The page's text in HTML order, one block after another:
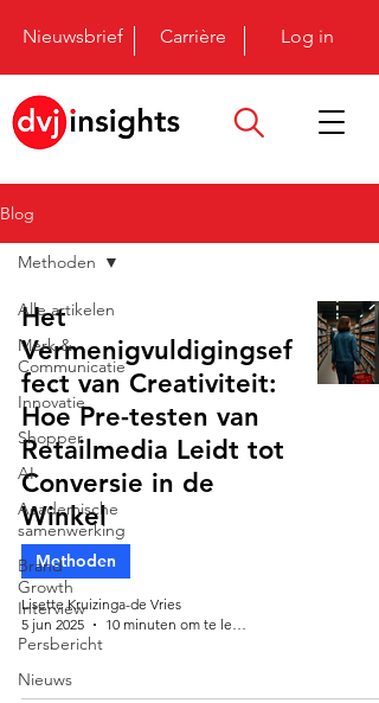
Nieuwsbrief Carrière Log in
Blog
Alle artikelen
Merk &
Communicatie
Innovatie
Shopper
AI
Academische
samenwerking
Brand
Growth
Interview
Persbericht
Nieuws
Methoden
Het
Vermenigvuldigingsef
fect van Creativiteit:
Hoe Pre-testen van
Retailmedia Leidt tot
Conversie in de
Winkel
Methoden
Lisette Kruizinga-de Vries
5 jun 2025
10 minuten om te lezen